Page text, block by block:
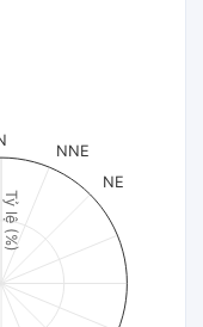
Tỷ lệ (%)
NNE
NE